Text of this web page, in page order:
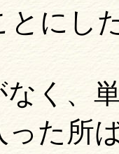
とにし
く、
た所